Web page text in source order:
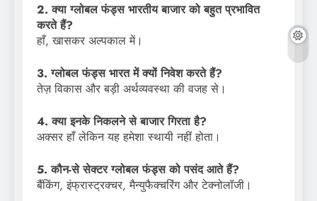
2. क्या ग्लोबल फंड्स भारतीय बाजार को बहुत प्रभावित
करते हैं?
हाँ, खासकर अल्पकाल में।
3. ग्लोबल फंड्स भारत में क्यों निवेश करते हैं?
तेज़ विकास और बड़ी अर्थव्यवस्था की वजह से।
4. क्या इनके निकलने से बाजार गिरता है?
अक्सर हाँ लेकिन यह हमेशा स्थायी नहीं होता।
5. कौन-से सेक्टर ग्लोबल फंड्स को पसंद आते हैं?
बैंकिंग, इंफ्रास्ट्रक्चर, मैन्युफैक्चरिंग और टेक्नोलॉजी।